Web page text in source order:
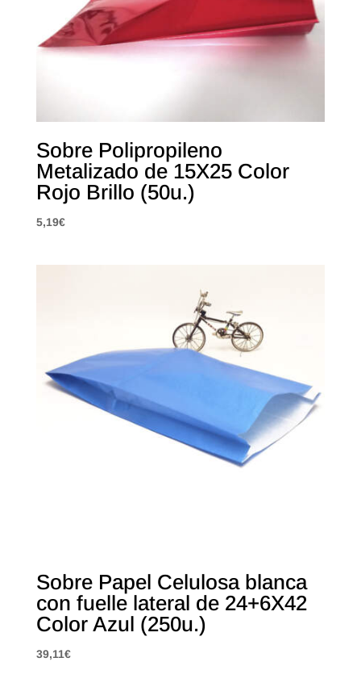
Sobre Polipropileno
Metalizado de 15X25 Color
Rojo Brillo (50u.)
5,19€
Sobre Papel Celulosa blanca
con fuelle lateral de 24+6X42
Color Azul (250u.)
39,11€